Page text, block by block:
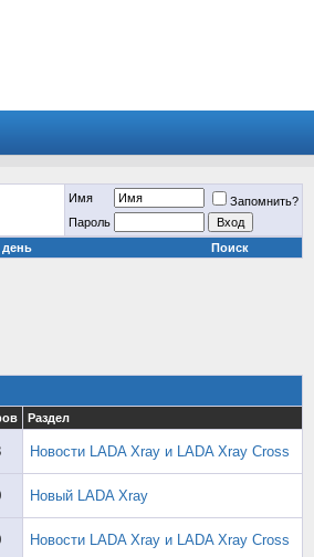
Имя
Запомнить?
Пароль
Поиск
Раздел
Новости LADA Xray и LADA Xray Cross
Новый LADA Xray
Новости LADA Xray и LADA Xray Cross